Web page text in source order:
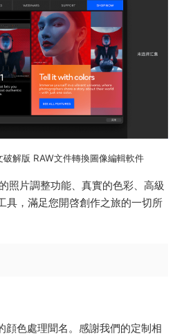
解版 RAW文件轉換圖像編輯軟件
照片調整功能、真實的色彩、高級
具，滿足您開啓創作之旅的一切所
色處理聞名。感謝我們的定制相